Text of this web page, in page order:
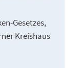
Gesetzes,
Kreishaus